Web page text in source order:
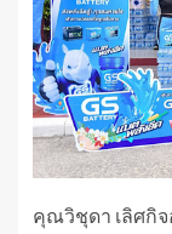
คุณวิชุดา เลิศกิ